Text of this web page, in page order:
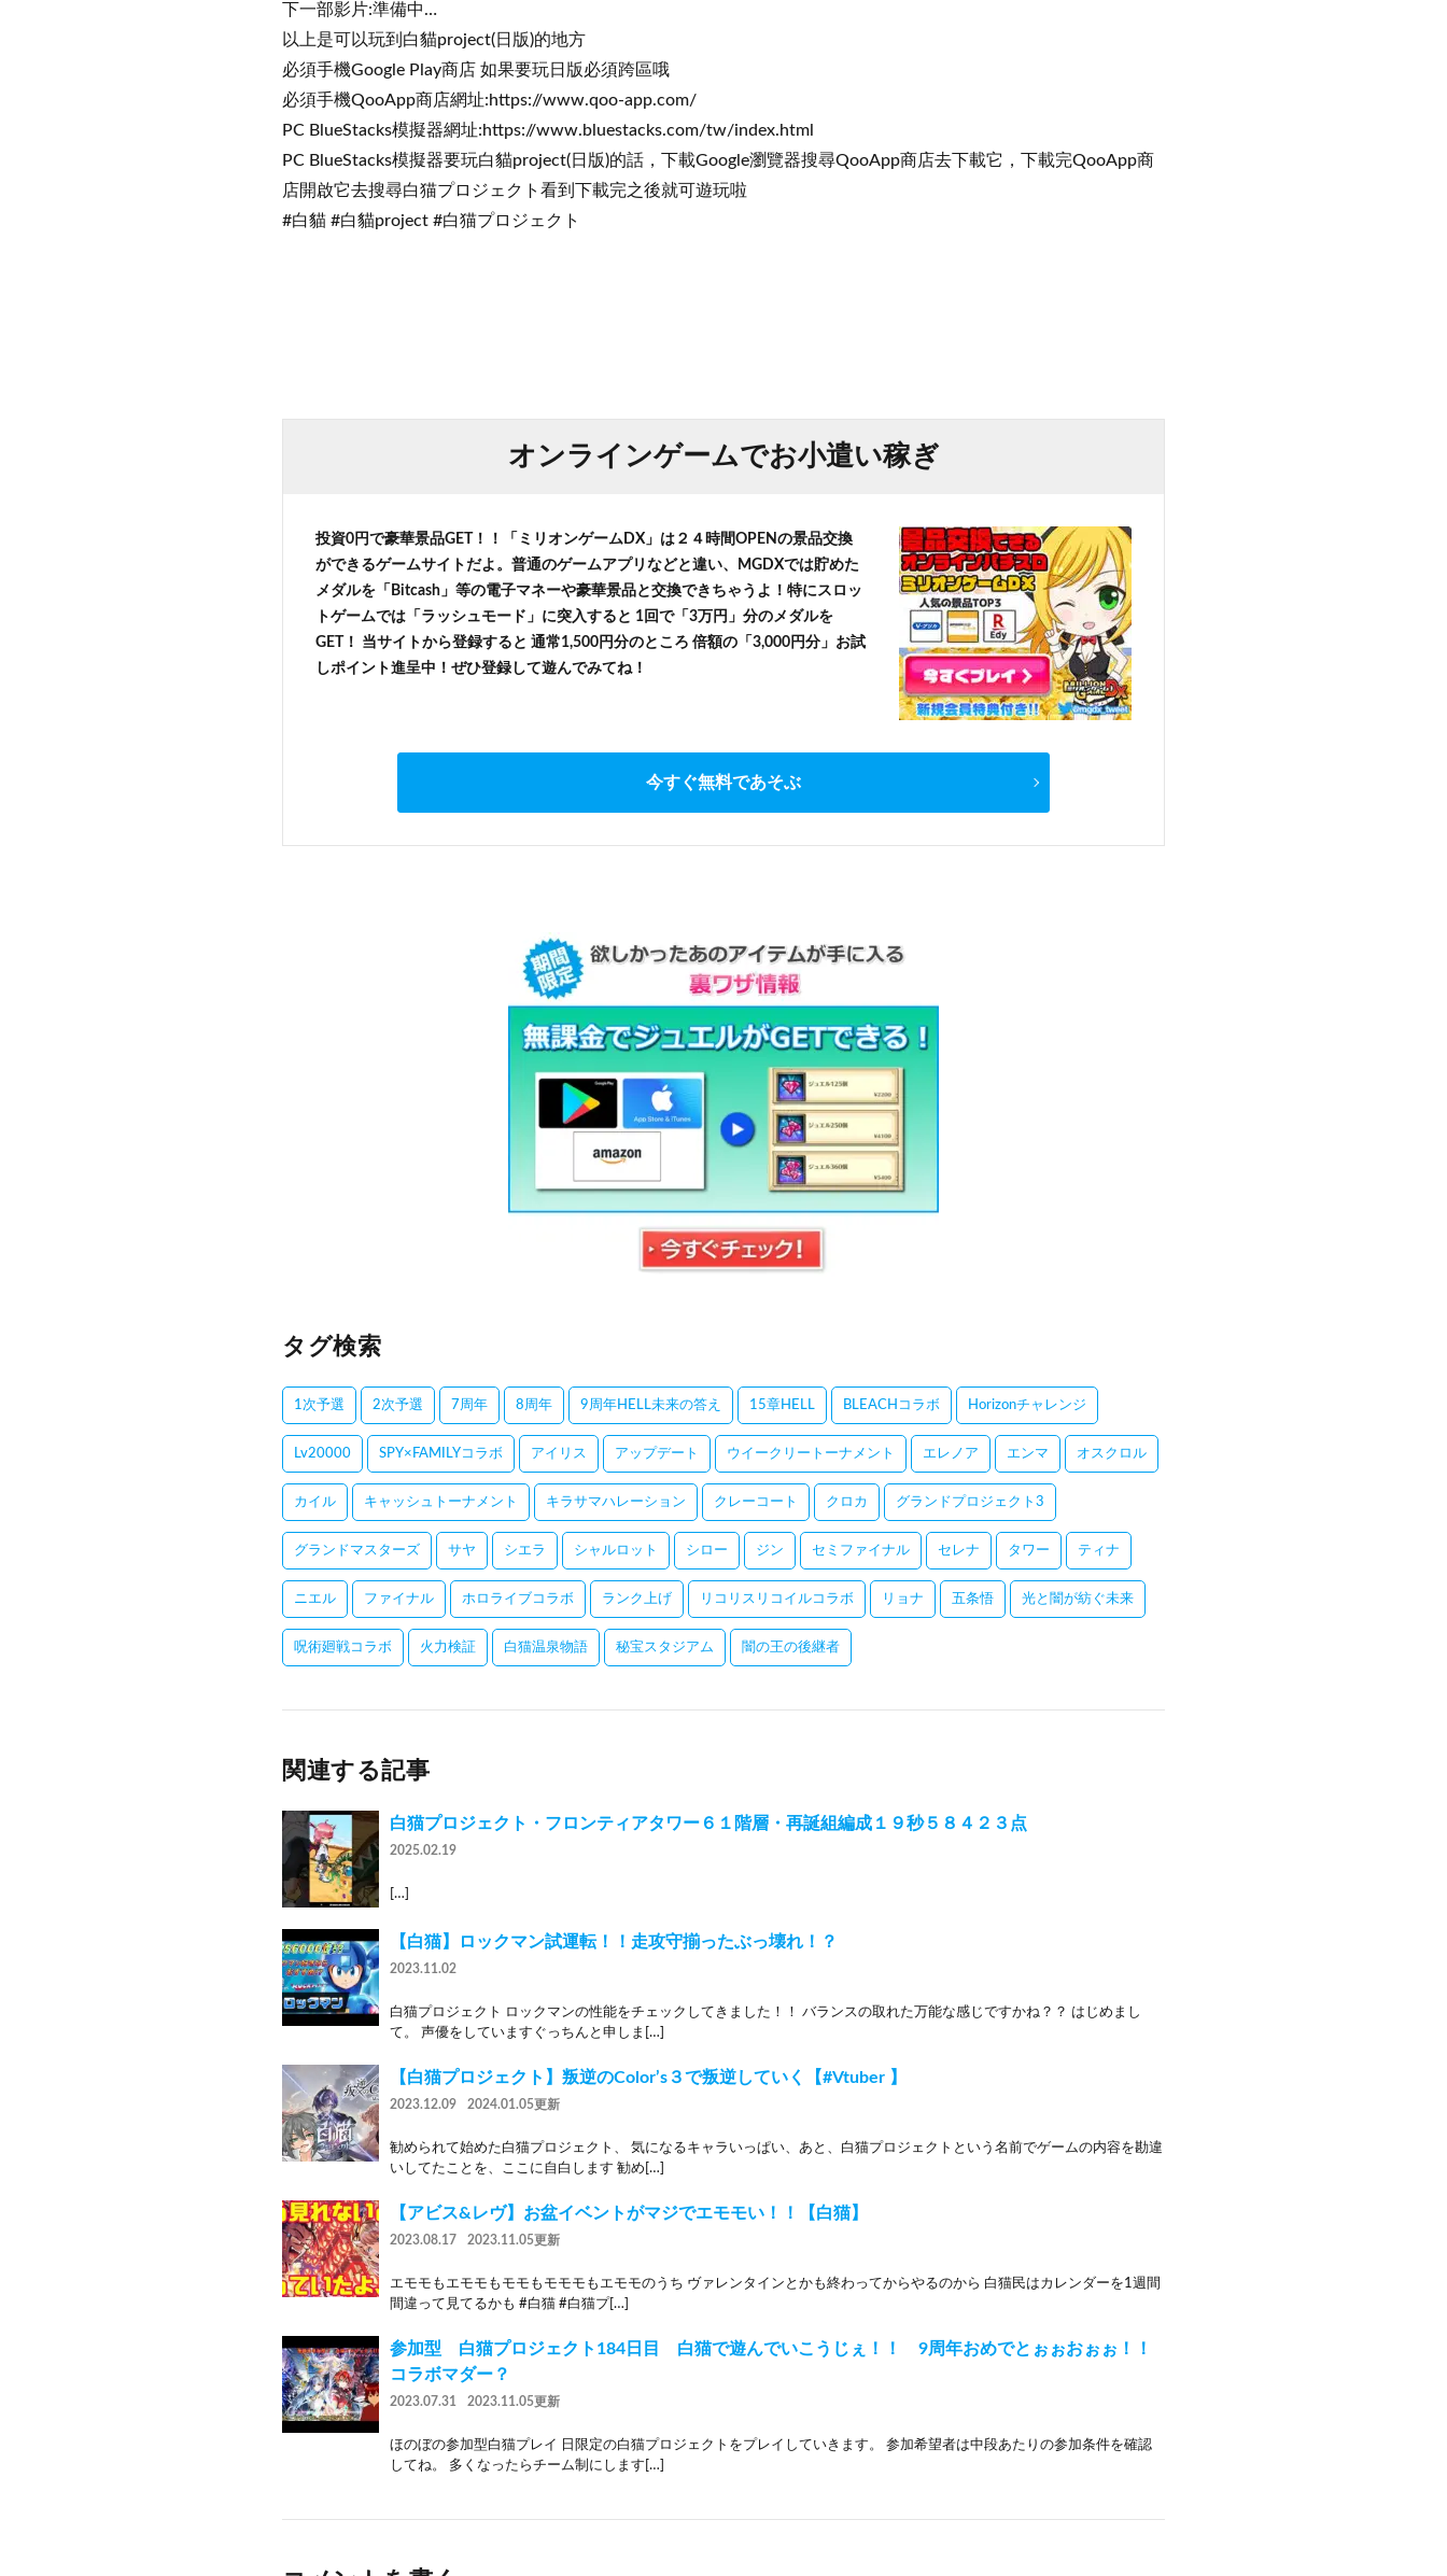
下一部影片:準備中…
以上是可以玩到白貓project(日版)的地方
必須手機Google Play商店 如果要玩日版必須跨區哦
必須手機QooApp商店網址:https://www.qoo-app.com/
PC BlueStacks模擬器網址:https://www.bluestacks.com/tw/index.html
PC BlueStacks模擬器要玩白貓project(日版)的話，下載Google瀏覽器搜尋QooApp商店去下載它，下載完QooApp商
店開啟它去搜尋白猫プロジェクト看到下載完之後就可遊玩啦
#白貓 #白貓project #白猫プロジェクト
オンラインゲームでお小遣い稼ぎ
投資0円で豪華景品GET！！「ミリオンゲームDX」は２４時間OPENの景品交換
ができるゲームサイトだよ。普通のゲームアプリなどと違い、MGDXでは貯めた
メダルを「Bitcash」等の電子マネーや豪華景品と交換できちゃうよ！特にスロッ
トゲームでは「ラッシュモード」に突入すると 1回で「3万円」分のメダルを
GET！ 当サイトから登録すると 通常1,500円分のところ 倍額の「3,000円分」お試
しポイント進呈中！ぜひ登録して遊んでみてね！
今すぐ無料であそぶ
タグ検索
1次予選 2次予選 7周年 8周年 9周年HELL未来の答え 15章HELL BLEACHコラボ Horizonチャレンジ
Lv20000 SPY×FAMILYコラボ アイリス アップデート ウイークリートーナメント エレノア エンマ オスクロル
カイル キャッシュトーナメント キラサマハレーション クレーコート クロカ グランドプロジェクト3
グランドマスターズ サヤ シエラ シャルロット シロー ジン セミファイナル セレナ タワー ティナ
ニエル ファイナル ホロライブコラボ ランク上げ リコリスリコイルコラボ リョナ 五条悟 光と闇が紡ぐ未来
呪術廻戦コラボ 火力検証 白猫温泉物語 秘宝スタジアム 闇の王の後継者
関連する記事
白猫プロジェクト・フロンティアタワー６１階層・再誕組編成１９秒５８４２３点
2025.02.19
[…]
【白猫】ロックマン試運転！！走攻守揃ったぶっ壊れ！？
2023.11.02
白猫プロジェクト ロックマンの性能をチェックしてきました！！ バランスの取れた万能な感じですかね？？ はじめまし
て。 声優をしていますぐっちんと申しま[…]
【白猫プロジェクト】叛逆のColor’s３で叛逆していく【#Vtuber 】
2023.12.09 2024.01.05更新
勧められて始めた白猫プロジェクト、 気になるキャラいっぱい、あと、白猫プロジェクトという名前でゲームの内容を勘違
いしてたことを、ここに自白します 勧め[…]
【アビス&レヴ】お盆イベントがマジでエモモい！！【白猫】
2023.08.17 2023.11.05更新
エモモもエモモもモモもモモモもエモモのうち ヴァレンタインとかも終わってからやるのから 白猫民はカレンダーを1週間
間違って見てるかも #白猫 #白猫プ[…]
参加型 白猫プロジェクト184日目 白猫で遊んでいこうじぇ！！ 9周年おめでとぉぉおぉぉ！！
コラボマダー？
2023.07.31 2023.11.05更新
ほのぼの参加型白猫プレイ 日限定の白猫プロジェクトをプレイしていきます。 参加希望者は中段あたりの参加条件を確認
してね。 多くなったらチーム制にします[…]